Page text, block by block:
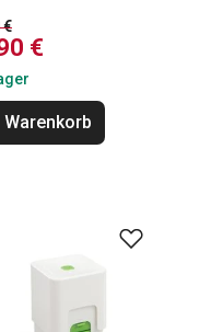
€
€
Warenkorb